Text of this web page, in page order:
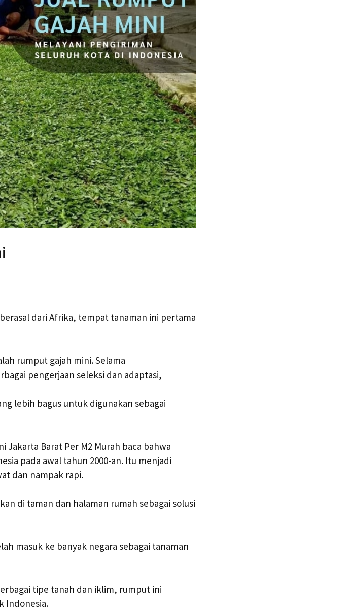
dari Afrika, tempat tanaman ini pertama
rumput gajah mini. Selama
pengerjaan seleksi dan adaptasi,
lebih bagus untuk digunakan sebagai
Jakarta Barat Per M2 Murah baca bahwa
pada awal tahun 2000-an. Itu menjadi
dan nampak rapi.
di taman dan halaman rumah sebagai solusi
masuk ke banyak negara sebagai tanaman
tipe tanah dan iklim, rumput ini
Indonesia.